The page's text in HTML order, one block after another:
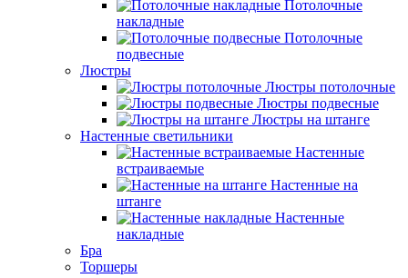
Потолочные
накладные
Потолочные
подвесные
Люстры
Люстры потолочные
Люстры подвесные
Люстры на штанге
Настенные светильники
Настенные
встраиваемые
Настенные на
штанге
Настенные
накладные
Бра
Торшеры